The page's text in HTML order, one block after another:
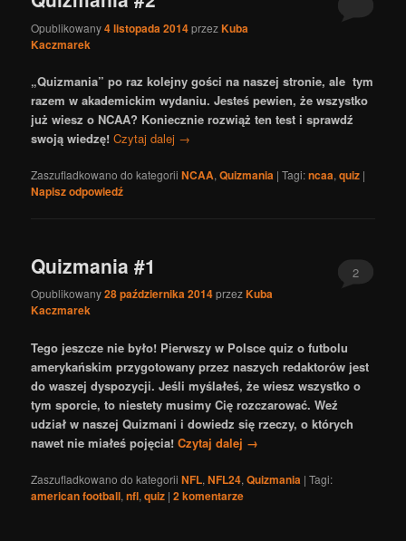
Opublikowany4 listopada 2014przezKuba
Kaczmarek
„Quizmania” po raz kolejny gości na naszej stronie, ale tym
razem w akademickim wydaniu. Jesteś pewien, że wszystko
już wiesz o NCAA? Koniecznie rozwiąż ten test i sprawdź
swoją wiedzę! Czytaj dalej →
Zaszufladkowano do kategorii NCAA,Quizmania |Tagi:ncaa,quiz |
Napisz odpowiedź
Quizmania #1
Opublikowany28 października 2014przezKuba
Kaczmarek
2
Tego jeszcze nie było! Pierwszy w Polsce quiz o futbolu
amerykańskim przygotowany przez naszych redaktorów jest
do waszej dyspozycji. Jeśli myślałeś, że wiesz wszystko o
tym sporcie, to niestety musimy Cię rozczarować. Weź
udział w naszej Quizmani i dowiedz się rzeczy, o których
nawet nie miałeś pojęcia!Czytaj dalej →
Zaszufladkowano do kategorii NFL,NFL24,Quizmania |Tagi:
american football,nfl,quiz |2komentarze